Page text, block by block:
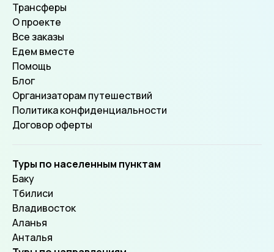
Трансферы
О проекте
Все заказы
Едем вместе
Помощь
Блог
Организаторам путешествий
Политика конфиденциальности
Договор оферты
Туры по населенным пунктам
Баку
Тбилиси
Владивосток
Аланья
Анталья